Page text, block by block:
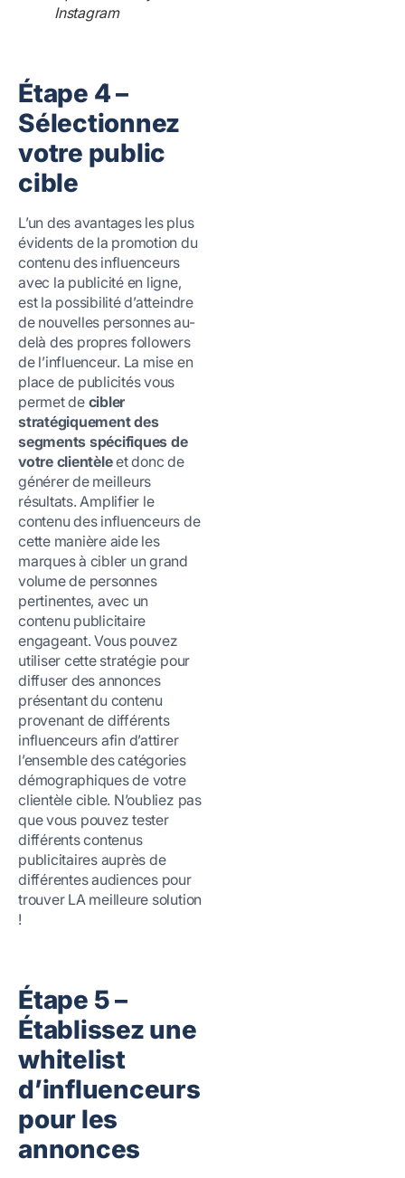
Instagram
Étape 4 –
Sélectionnez
votre public
cible
L’un des avantages les plus
évidents de la promotion du
contenu des influenceurs
avec la publicité en ligne,
est la possibilité d’atteindre
de nouvelles personnes au-
delà des propres followers
de l’influenceur. La mise en
place de publicités vous
permet de cibler
stratégiquement des
segments spécifiques de
votre clientèleet donc de
générer de meilleurs
résultats. Amplifier le
contenu des influenceurs de
cette manière aide les
marques à cibler un grand
volume de personnes
pertinentes, avec un
contenu publicitaire
engageant. Vous pouvez
utiliser cette stratégie pour
diffuser des annonces
présentant du contenu
provenant de différents
influenceurs afin d’attirer
l’ensemble des catégories
démographiques de votre
clientèle cible. N’oubliez pas
que vous pouvez tester
différents contenus
publicitaires auprès de
différentes audiences pour
trouver LA meilleure solution
!
Étape 5 –
Établissez une
whitelist
d’influenceurs
pour les
annonces